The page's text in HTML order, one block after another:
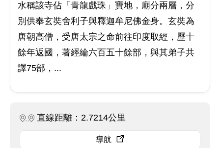
水稱該寺佔「青龍戲珠」寶地，廟分兩層，分
別供奉玄奘舍利子與釋迦牟尼佛金身。玄奘為
唐朝高僧，受唐太宗之命前往印度取經，歷十
餘年返國，著經綸六百五十餘部，與其弟子共
譯75部，...
直線距離：2.7214公里
導航